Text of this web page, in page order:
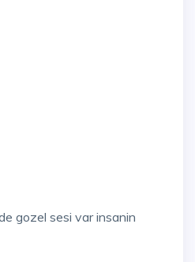
gozel sesi var insanin